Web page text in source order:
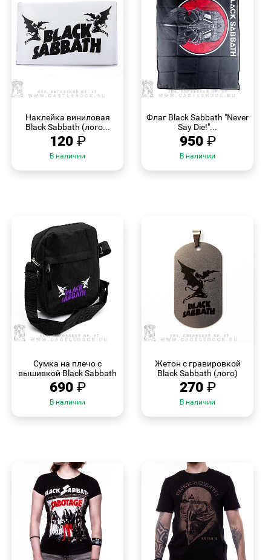
Наклейка виниловая
Black Sabbath (лого...
120 ₽
В наличии
Флаг Black Sabbath "Never
Say Die!"...
950 ₽
В наличии
Сумка на плечо с
вышивкой Black Sabbath
690 ₽
В наличии
Жетон с гравировкой
Black Sabbath (лого)
270 ₽
В наличии